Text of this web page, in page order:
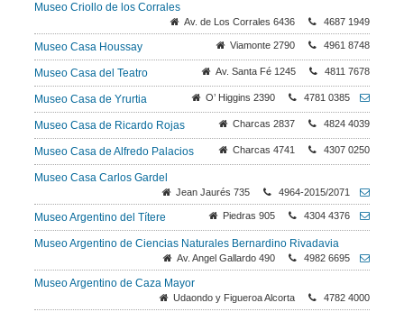
Museo Criollo de los Corrales
Av. de Los Corrales 6436 4687 1949
Museo Casa Houssay Viamonte 2790 4961 8748
Museo Casa del Teatro Av. Santa Fé 1245 4811 7678
Museo Casa de Yrurtia O’ Higgins 2390 4781 0385
Museo Casa de Ricardo Rojas Charcas 2837 4824 4039
Museo Casa de Alfredo Palacios Charcas 4741 4307 0250
Museo Casa Carlos Gardel
Jean Jaurés 735 4964-2015/2071
Museo Argentino del Títere Piedras 905 4304 4376
Museo Argentino de Ciencias Naturales Bernardino Rivadavia
Av. Angel Gallardo 490 4982 6695
Museo Argentino de Caza Mayor
Udaondo y Figueroa Alcorta 4782 4000